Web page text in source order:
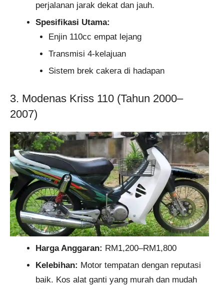
perjalanan jarak dekat dan jauh.
Spesifikasi Utama:
Enjin 110cc empat lejang
Transmisi 4-kelajuan
Sistem brek cakera di hadapan
3. Modenas Kriss 110 (Tahun 2000–
2007)
Harga Anggaran: RM1,200–RM1,800
Kelebihan: Motor tempatan dengan reputasi
baik. Kos alat ganti yang murah dan mudah